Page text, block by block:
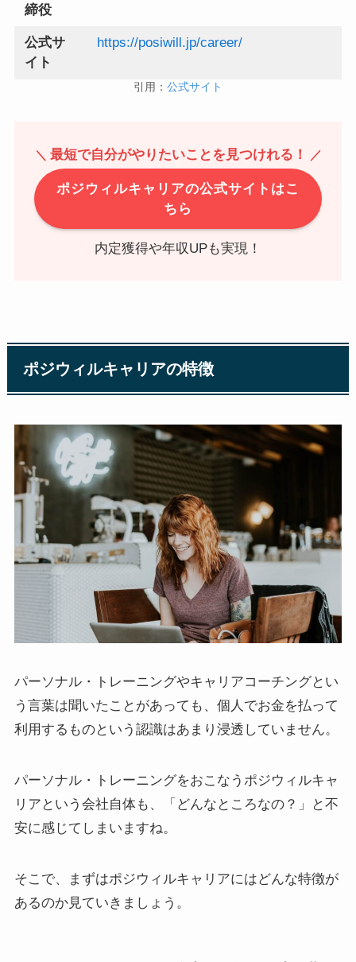
締役
公式サ
イト
https://posiwill.jp/career/
引用： 公式サイト
＼ 最短で自分がやりたいことを見つけれる！ ／
ポジウィルキャリアの公式サイトはこ
ちら
内定獲得や年収UPも実現！
ポジウィルキャリアの特徴
パーソナル・トレーニングやキャリアコーチングとい
う言葉は聞いたことがあっても、個人でお金を払って
利用するものという認識はあまり浸透していません。
パーソナル・トレーニングをおこなうポジウィルキャ
リアという会社自体も、「どんなところなの？」と不
安に感じてしまいますね。
そこで、まずはポジウィルキャリアにはどんな特徴が
あるのか見ていきましょう。